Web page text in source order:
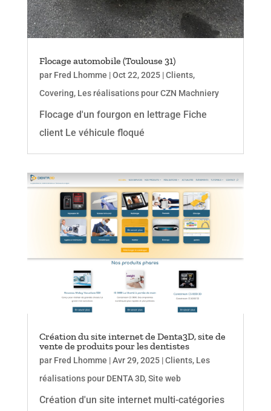
Flocage automobile (Toulouse 31)
par Fred Lhomme |Oct 22, 2025|Clients,
Covering, Les réalisations pour CZN Machniery
Flocage d'un fourgon en lettrage Fiche
client Le véhicule floqué
Création du site internet de Denta3D, site de
vente de produits pour les dentistes
par Fred Lhomme |Avr 29, 2025|Clients, Les
réalisations pour DENTA 3D,Site web
Création d'un site internet multi-catégories